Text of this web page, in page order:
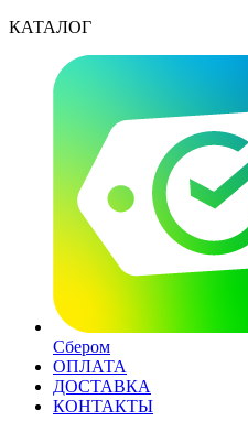
КАТАЛОГ
Сбером
ОПЛАТА
ДОСТАВКА
КОНТАКТЫ